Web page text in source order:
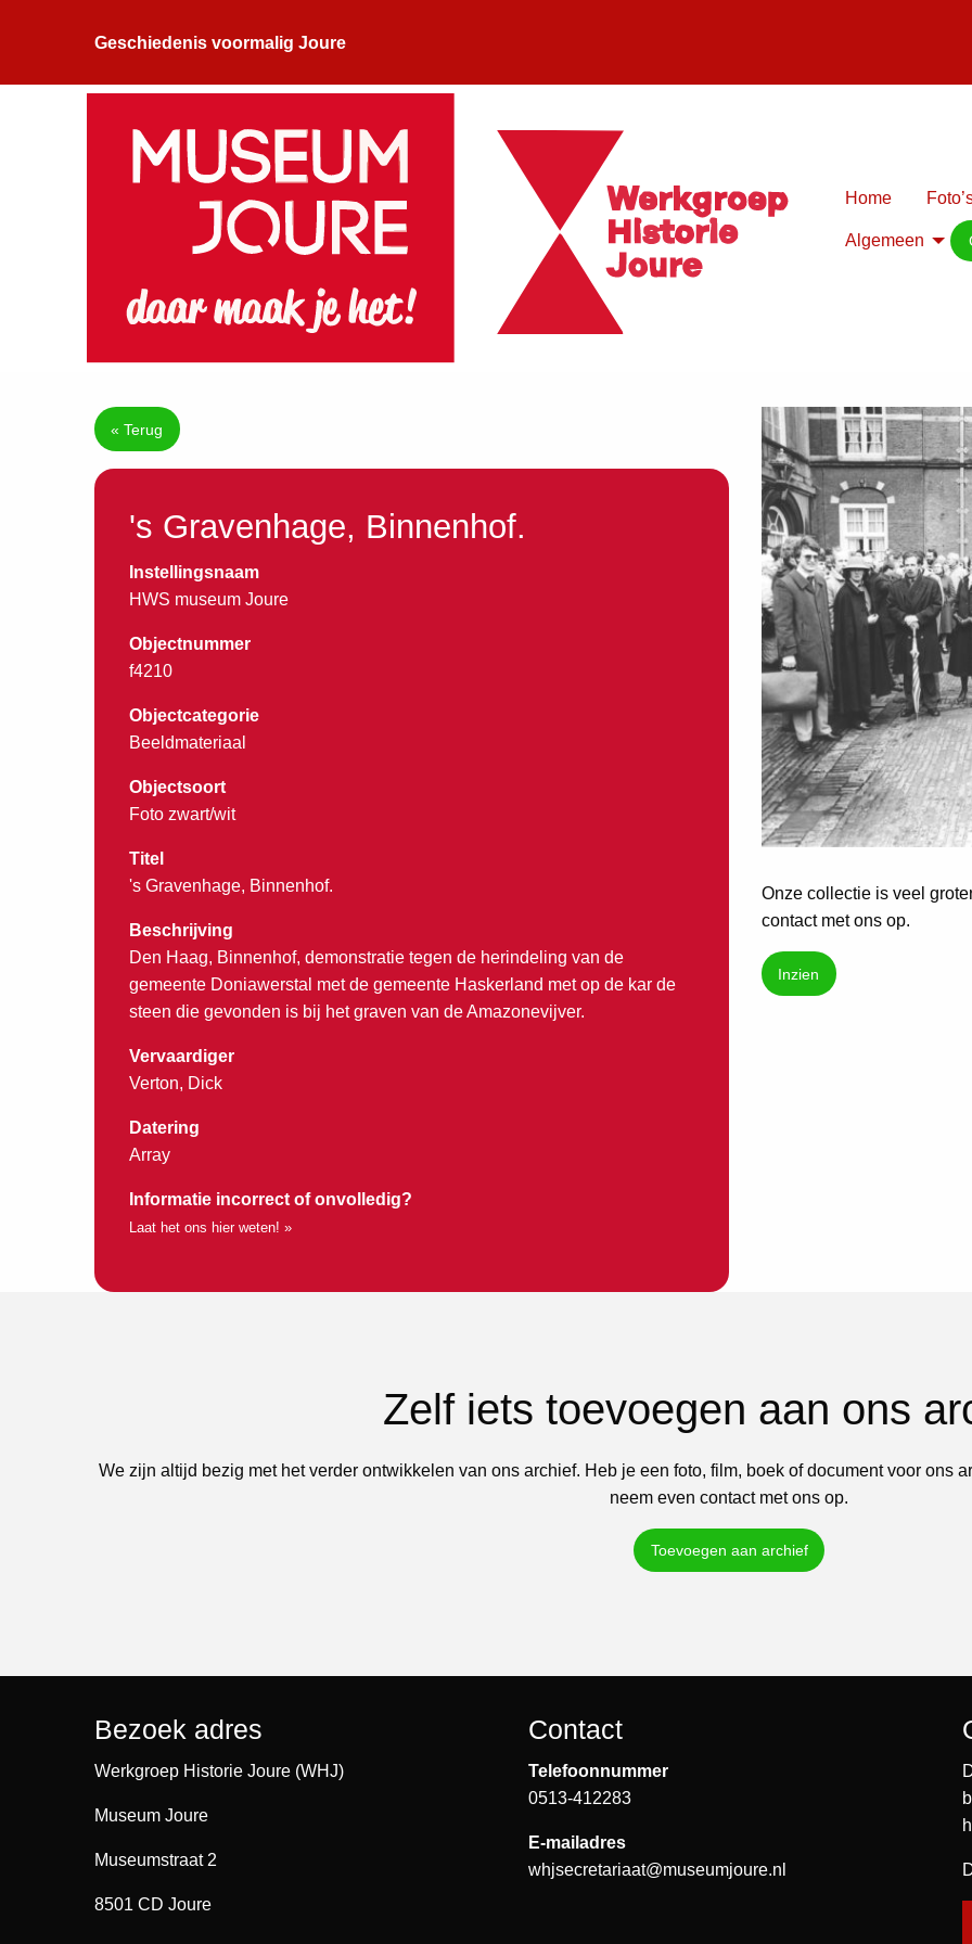
Geschiedenis voormalig Joure
Home
Algemeen
« Terug
's Gravenhage, Binnenhof.
Instellingsnaam
HWS museum Joure
Objectnummer
f4210
Objectcategorie
Beeldmateriaal
Objectsoort
Foto zwart/wit
Titel
's Gravenhage, Binnenhof.
Beschrijving
Den Haag, Binnenhof, demonstratie tegen de herindeling van de
gemeente Doniawerstal met de gemeente Haskerland met op de kar de
steen die gevonden is bij het graven van de Amazonevijver.
Vervaardiger
Verton, Dick
Datering
Array
Informatie incorrect of onvolledig?
Laat het ons hier weten! »
Onze collectie is veel
contact met ons op.
Inzien
Zelf iets toevoegen aan ons
We zijn altijd bezig met het verder ontwikkelen van ons archief. Heb je een foto, film, boek of document voor ons
neem even contact met ons op.
Toevoegen aan archief
Bezoek adres
Werkgroep Historie Joure (WHJ)
Museum Joure
Museumstraat 2
8501 CD Joure
Contact
Telefoonnummer
0513-412283
E-mailadres
whjsecretariaat@museumjoure.nl